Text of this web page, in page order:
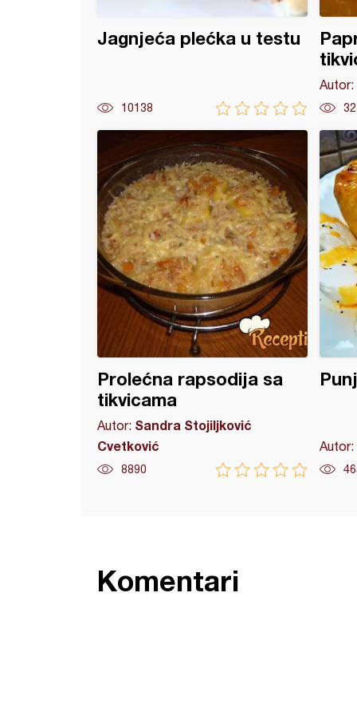
Jagnjeća plećka u testu
10138
Autor:
Prolećna rapsodija sa
tikvicama
Autor: Sandra Stojiljković
Cvetković
8890
Autor:
paprike sa pilećom džigericom i pirinčem
Komentari